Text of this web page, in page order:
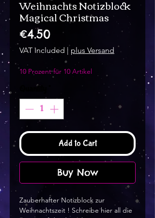
Weihnachts Notizblock
Magical Christmas
€4.50Price
VAT Included | plus Versand
10 Prozent für 10 Artikel
Quantity
Add to Cart
Buy Now
Zauberhafter Notizblock zur
Weihnachtszeit ! Schreibe hier all die